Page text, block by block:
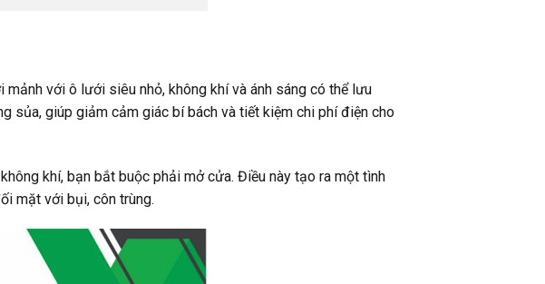
với ô lưới siêu nhỏ, không khí và ánh sáng có thể lưu
sủa, giúp giảm cảm giác bí bách và tiết kiệm chi phí điện cho
khí, bạn bắt buộc phải mở cửa. Điều này tạo ra một tình
mặt với bụi, côn trùng.